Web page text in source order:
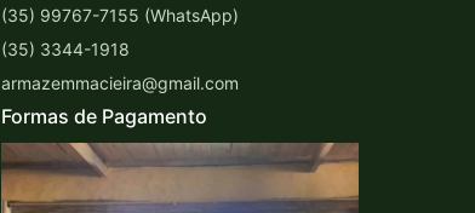
(35) 99767-7155 (WhatsApp)
(35) 3344-1918
armazemmacieira@gmail.com
Formas de Pagamento